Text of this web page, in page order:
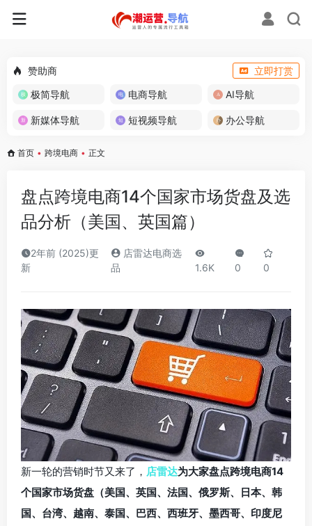
赞助商
立即打赏
极简导航
电商导航 AI导航
新媒体导航 短视频导航 办公导航
首页 • 跨境电商 • 正文
盘点跨境电商14个国家市场货盘及选
品分析（美国、英国篇）
2年前 (2025)更
新
店雷达电商选
品
1.6K 0 0
新一轮的营销时节又来了， 店雷达为大家盘点跨境电商14
个国家市场货盘（美国、英国、法国、俄罗斯、日本、韩
国、台湾、越南、泰国、巴西、西班牙、墨西哥、印度尼